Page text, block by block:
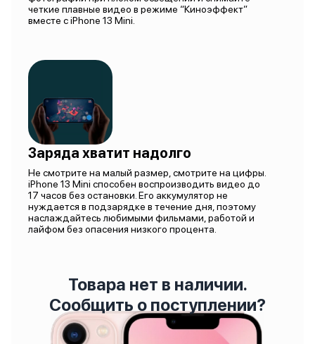
четкие плавные видео в режиме “Киноэффект”
вместе с iPhone 13 Mini.
Заряда хватит надолго
Не смотрите на малый размер, смотрите на цифры.
iPhone 13 Mini способен воспроизводить видео до
17 часов без остановки. Его аккумулятор не
нуждается в подзарядке в течение дня, поэтому
наслаждайтесь любимыми фильмами, работой и
лайфом без опасения низкого процента.
Товара нет в наличии.
Сообщить о поступлении?